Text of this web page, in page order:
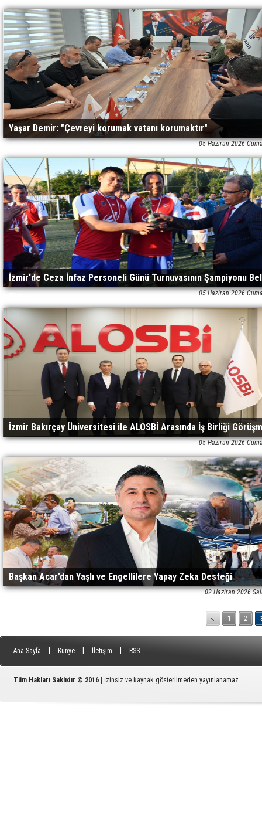
Yaşar Demir: "Çevreyi korumak vatanı korumaktır"
05 Haziran 2026
İzmir'de Ceza İnfaz Personeli Günü Turnuvasının Şampiyonu
05 Haziran 2026
İzmir Bakırçay Üniversitesi ile ALOSBİ Arasında İş Birliği
05 Haziran 2026
Başkan Acar’dan Yaşlı ve Engellilere Yapay Zeka Desteği
02 Haziran 2026
1 2
Ana Sayfa Künye İletişim RSS
Tüm Hakları Saklıdır © 2016 | İzinsiz ve kaynak gösterilmeden yayınlanamaz.